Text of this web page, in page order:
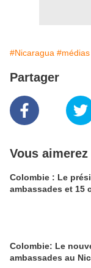
#Nicaragua #médias
Partager
Vous
Colombie : Le
ambassades et 15
Colombie: Le
ambassades au